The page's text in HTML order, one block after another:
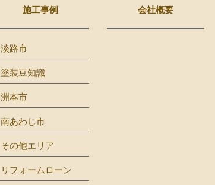
施工事例
淡路市
塗装豆知識
洲本市
南あわじ市
その他エリア
リフォームローン
会社概要